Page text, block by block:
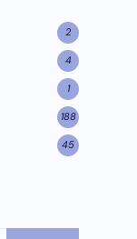
2
4
1
188
45